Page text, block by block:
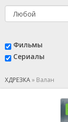
Фильмы
Сериалы
ХДРЕЗКА» Валан